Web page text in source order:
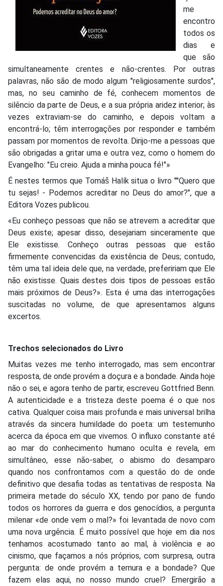
me
encontro
todos os
dias e
que são
simultaneamente crentes e não-crentes. Por outras
palavras, não são de modo algum "religiosamente surdos",
mas, no seu caminho de fé, conhecem momentos de
silêncio da parte de Deus, e a sua própria aridez interior; às
vezes extraviam-se do caminho, e depois voltam a
encontrá-lo; têm interrogações por responder e também
passam por momentos de revolta. Dirijo-me a pessoas que
são obrigadas a gritar uma e outra vez, como o homem do
Evangelho: "Eu creio. Ajuda a minha pouca fé!"»
É nestes termos que Tomáš Halík situa o livro ""Quero que
tu sejas! - Podemos acreditar no Deus do amor?", que a
Editora Vozes publicou.
«Eu conheço pessoas que não se atrevem a acreditar que
Deus existe; apesar disso, desejariam sinceramente que
Ele existisse. Conheço outras pessoas que estão
firmemente convencidas da existência de Deus; contudo,
têm uma tal ideia dele que, na verdade, prefeririam que Ele
não existisse. Quais destes dois tipos de pessoas estão
mais próximos de Deus?». Esta é uma das interrogações
suscitadas no volume, de que apresentamos alguns
excertos.
Trechos selecionados do Livro
Muitas vezes me tenho interrogado, mas sem encontrar
resposta, de onde provém a doçura e a bondade. Ainda hoje
não o sei, e agora tenho de partir, escreveu Gottfried Benn.
A autenticidade e a tristeza deste poema é o que nos
cativa. Qualquer coisa mais profunda e mais universal brilha
através da sincera humildade do poeta: um testemunho
acerca da época em que vivemos. O influxo constante até
ao mar do conhecimento humano oculta e revela, em
simultâneo, esse não-saber, o abismo do desamparo
quando nos confrontamos com a questão do de onde
definitivo que desafia todas as tentativas de resposta. Na
primeira metade do século XX, tendo por pano de fundo
todos os horrores da guerra e dos genocídios, a pergunta
milenar «de onde vem o mal?» foi levantada de novo com
uma nova urgência. É muito possível que hoje em dia nos
tenhamos acostumado tanto ao mal, à violência e ao
cinismo, que façamos a nós próprios, com surpresa, outra
pergunta: de onde provém a ternura e a bondade? Que
fazem elas aqui, no nosso mundo cruel? Emergirão a